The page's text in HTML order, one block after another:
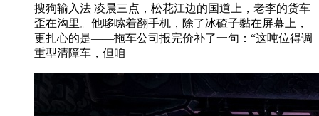
搜狗输入法 凌晨三点，松花江边的国道上，老李的货车
歪在沟里。他哆嗦着翻手机，除了冰碴子黏在屏幕上，
更扎心的是——拖车公司报完价补了一句：“这吨位得调
重型清障车，但咱